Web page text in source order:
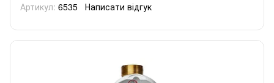
Артикул: 6535 Написати відгук